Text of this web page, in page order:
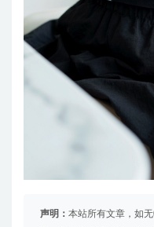
声明： 本站所有文章，如